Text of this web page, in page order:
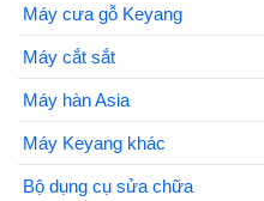
Máy cưa gỗ Keyang
Máy cắt sắt
Máy hàn Asia
Máy Keyang khác
Bộ dụng cụ sửa chữa